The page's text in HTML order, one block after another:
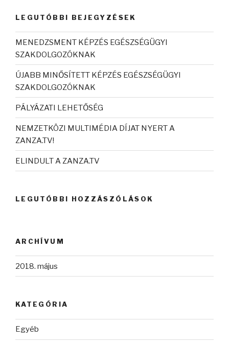
LEGUTÓBBI BEJEGYZÉSEK
MENEDZSMENT KÉPZÉS EGÉSZSÉGÜGYI
SZAKDOLGOZÓKNAK
ÚJABB MINŐSÍTETT KÉPZÉS EGÉSZSÉGÜGYI
SZAKDOLGOZÓKNAK
PÁLYÁZATI LEHETŐSÉG
NEMZETKÖZI MULTIMÉDIA DÍJAT NYERT A
ZANZA.TV!
ELINDULT A ZANZA.TV
LEGUTÓBBI HOZZÁSZÓLÁSOK
ARCHÍVUM
2018. május
KATEGÓRIA
Egyéb